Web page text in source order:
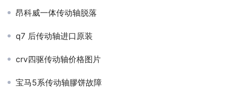
昂科威一体传动轴脱落
q7 后传动轴进口原装
crv四驱传动轴价格图片
宝马5系传动轴膠饼故障